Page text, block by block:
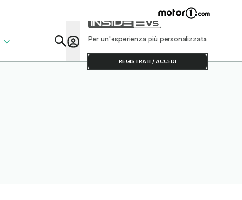
Per un'esperienza più personalizzata
REGISTRATI / ACCEDI